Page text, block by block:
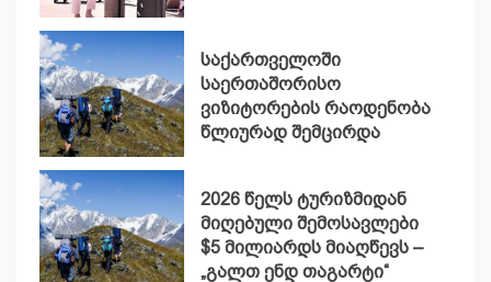
საქართველოში
საერთაშორისო
ვიზიტორების რაოდენობა
წლიურად შემცირდა
2026 წელს ტურიზმიდან
მიღებული შემოსავლები
$5 მილიარდს მიაღწევს –
„გალთ ენდ თაგარტი“